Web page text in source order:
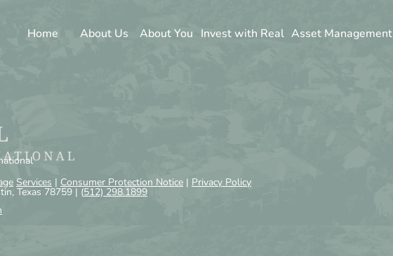
Home About Us About You Invest with Real Asset Management
Services | Consumer Protection Notice | Privacy Policy
Texas 78759 | (512) 298.1899